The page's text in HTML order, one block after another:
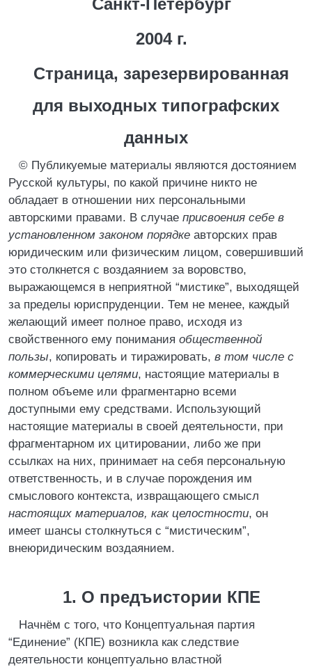
Санкт-Петербург
2004 г.
Страница, зарезервированная
для выходных типографских
данных
© Публикуемые материалы являются достоянием
Русской культуры, по какой причине никто не
обладает в отношении них персональными
авторскими правами. В случае присвоения себе в
установленном законом порядке авторских прав
юридическим или физическим лицом, совершивший
это столкнется с воздаянием за воровство,
выражающемся в неприятной “мистике”, выходящей
за пределы юриспруденции. Тем не менее, каждый
желающий имеет полное право, исходя из
свойственного ему понимания общественной
пользы, копировать и тиражировать, в том числе с
коммерческими целями, настоящие материалы в
полном объеме или фрагментарно всеми
доступными ему средствами. Использующий
настоящие материалы в своей деятельности, при
фрагментарном их цитировании, либо же при
ссылках на них, принимает на себя персональную
ответственность, и в случае порождения им
смыслового контекста, извращающего смысл
настоящих материалов, как целостности, он
имеет шансы столкнуться с “мистическим”,
внеюридическим воздаянием.
1. О предъистории КПЕ
Начнём с того, что Концептуальная партия
“Единение” (КПЕ) возникла как следствие
деятельности концептуально властной